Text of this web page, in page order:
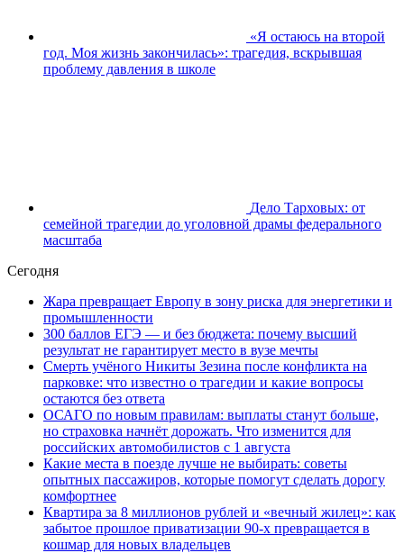
«Я остаюсь на второй
год. Моя жизнь закончилась»: трагедия, вскрывшая
проблему давления в школе
Дело Тарховых: от
семейной трагедии до уголовной драмы федерального
масштаба
Сегодня
Жара превращает Европу в зону риска для энергетики и
промышленности
300 баллов ЕГЭ — и без бюджета: почему высший
результат не гарантирует место в вузе мечты
Смерть учёного Никиты Зезина после конфликта на
парковке: что известно о трагедии и какие вопросы
остаются без ответа
ОСАГО по новым правилам: выплаты станут больше,
но страховка начнёт дорожать. Что изменится для
российских автомобилистов с 1 августа
Какие места в поезде лучше не выбирать: советы
опытных пассажиров, которые помогут сделать дорогу
комфортнее
Квартира за 8 миллионов рублей и «вечный жилец»: как
забытое прошлое приватизации 90-х превращается в
кошмар для новых владельцев